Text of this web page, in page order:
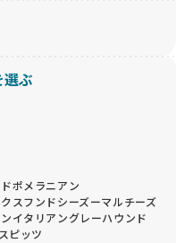
ぶ
ポメラニアン
スフンドシーズーマルチーズ
イタリアングレーハウンド
ピッツ